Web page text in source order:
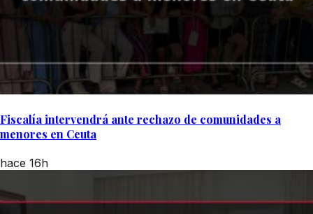
Fiscalía intervendrá ante rechazo de comunidades a
menores en Ceuta
hace 16h